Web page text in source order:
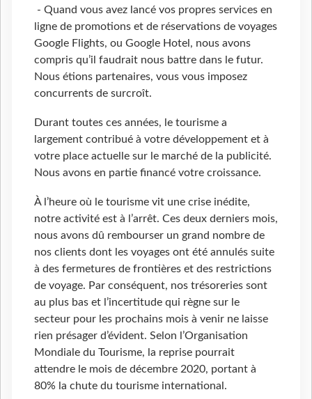
- Quand vous avez lancé vos propres services en
ligne de promotions et de réservations de voyages
Google Flights, ou Google Hotel, nous avons
compris qu’il faudrait nous battre dans le futur.
Nous étions partenaires, vous vous imposez
concurrents de surcroît.
Durant toutes ces années, le tourisme a
largement contribué à votre développement et à
votre place actuelle sur le marché de la publicité.
Nous avons en partie financé votre croissance.
À l’heure où le tourisme vit une crise inédite,
notre activité est à l’arrêt. Ces deux derniers mois,
nous avons dû rembourser un grand nombre de
nos clients dont les voyages ont été annulés suite
à des fermetures de frontières et des restrictions
de voyage. Par conséquent, nos trésoreries sont
au plus bas et l’incertitude qui règne sur le
secteur pour les prochains mois à venir ne laisse
rien présager d’évident. Selon l’Organisation
Mondiale du Tourisme, la reprise pourrait
attendre le mois de décembre 2020, portant à
80% la chute du tourisme international.